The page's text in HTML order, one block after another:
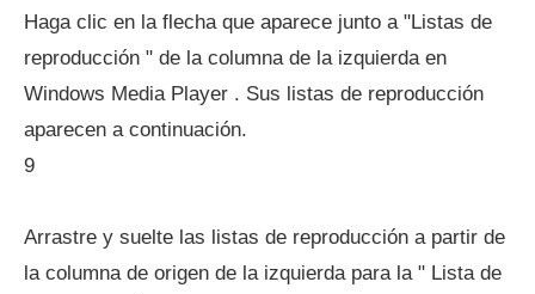
Haga clic en la flecha que aparece junto a "Listas de
reproducción " de la columna de la izquierda en
Windows Media Player . Sus listas de reproducción
aparecen a continuación.
9
Arrastre y suelte las listas de reproducción a partir de
la columna de origen de la izquierda para la " Lista de